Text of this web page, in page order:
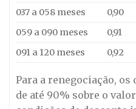
037 a 058 meses
0,90
059 a 090 meses
0,91
091 a 120 meses
0,92
Para a renegociação,
de até 90% sobre o